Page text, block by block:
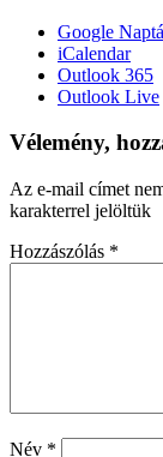
Google
iCalendar
Outlook 365
Outlook Live
Vélemény,
Az e-mail címet
karakterrel jelöltük
Hozzászólás *
Név *